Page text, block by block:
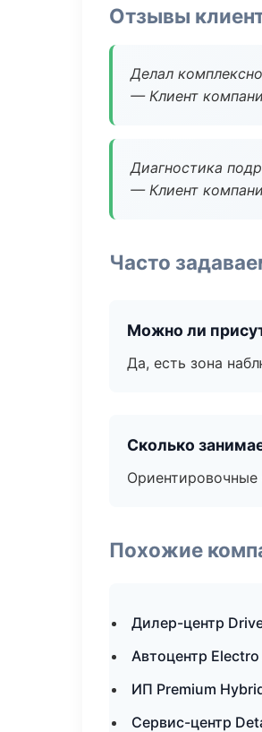
Отзывы
Делал
— Клиент
Диагностика
— Клиент
Часто
Можно ли
Да, есть зона
Сколько
Похожие
Дилер-центр
Автоцентр
ИП Premium
Сервис-центр